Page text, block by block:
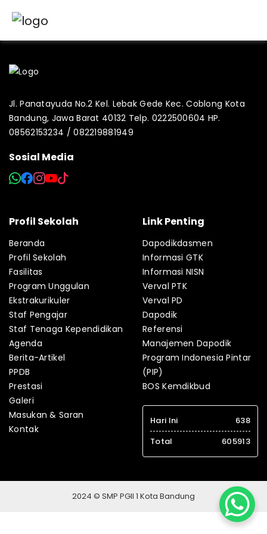
Jl. Panatayuda No.2 Kel. Lebak Gede Kec. Coblong Kota
Bandung, Jawa Barat 40132 Telp. 0222500604 HP.
08562153234 / 082219881949
Sosial Media
Profil Sekolah
Beranda
Profil Sekolah
Fasilitas
Program Unggulan
Ekstrakurikuler
Staf Pengajar
Staf Tenaga Kependidikan
Agenda
Berita-Artikel
PPDB
Prestasi
Galeri
Masukan & Saran
Kontak
Link Penting
Dapodikdasmen
Informasi GTK
Informasi NISN
Verval PTK
Verval PD
Dapodik
Referensi
Manajemen Dapodik
Program Indonesia Pintar
(PIP)
BOS Kemdikbud
Hari Ini
638
Total
605913
2024 © SMP PGII 1 Kota Bandung